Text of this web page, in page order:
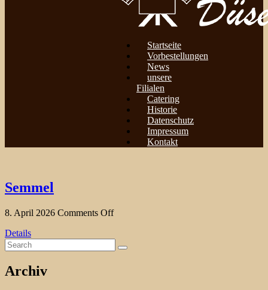
Startseite
Vorbestellungen
News
unsere
Filialen
Catering
Historie
Datenschutz
Impressum
Kontakt
Semmel
8. April 2026 Comments Off
Details
Archiv